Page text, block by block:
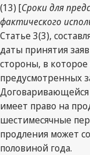
(13) [Сроки для
фактического
Статье 3(3),
даты принятия
стороны, в которое
предусмотренных
Договаривающейся
имеет право на
шестимесячные
продления может
половиной года.